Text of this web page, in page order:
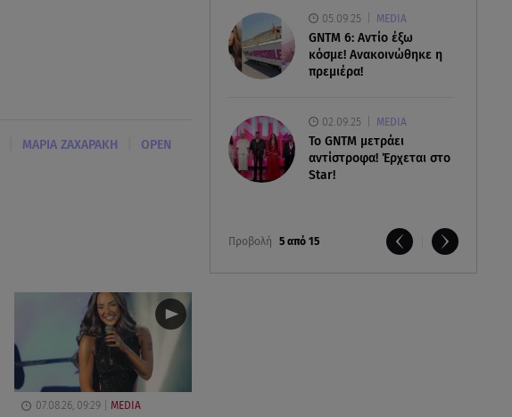
05.09.25 MEDIA
GNTM 6: Αντίο έξω
κόσμε! Ανακοινώθηκε η
πρεμιέρα!
02.09.25 MEDIA
Το GNTM μετράει
αντίστροφα! Έρχεται στο
Star!
Προβολή 5 από 15
ΜΑΡΙΑ ΖΑΧΑΡΑΚΗ OPEN
07.08.26, 09:29 MEDIA